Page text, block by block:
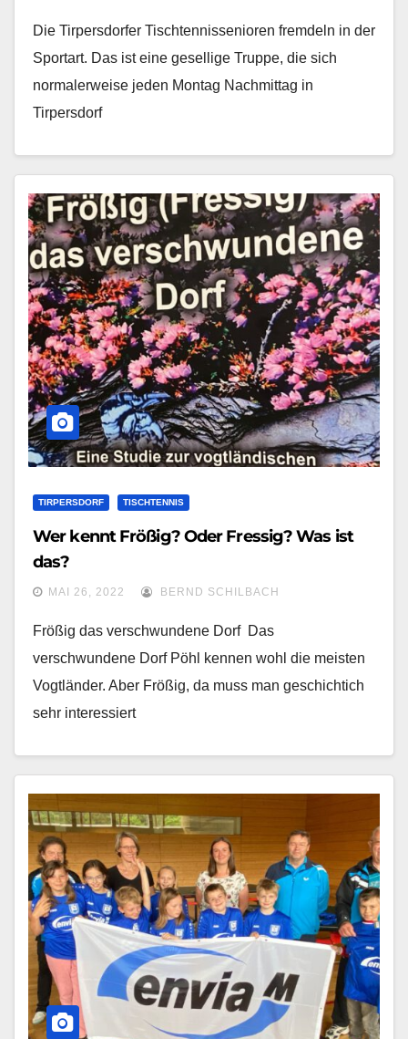
Die Tirpersdorfer Tischtennissenioren fremdeln in der
Sportart. Das ist eine gesellige Truppe, die sich
normalerweise jeden Montag Nachmittag in
Tirpersdorf
TIRPERSDORF TISCHTENNIS
Wer kennt Frößig? Oder Fressig? Was ist
das?
MAI 26, 2022 BERND SCHILBACH
Frößig das verschwundene Dorf Das
verschwundene Dorf Pöhl kennen wohl die meisten
Vogtländer. Aber Frößig, da muss man geschichtich
sehr interessiert